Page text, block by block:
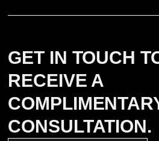
GET IN TOUCH
RECEIVE A
CONSULTATION.